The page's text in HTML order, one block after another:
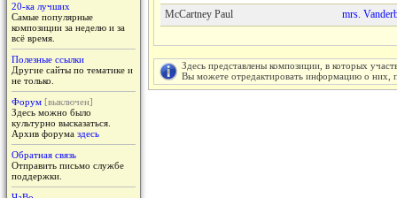
20-ка лучших
Самые популярные
композиции за неделю и за
всё время.
Полезные ссылки
Другие сайты по тематике и
не только.
Форум [выключен]
Здесь можно было
культурно высказаться.
Архив форума здесь
Обратная связь
Отправить письмо службе
поддержки.
McCartney Paul
mrs.
Здесь представлены композиции, в которых
Вы можете отредактировать информацию о них,